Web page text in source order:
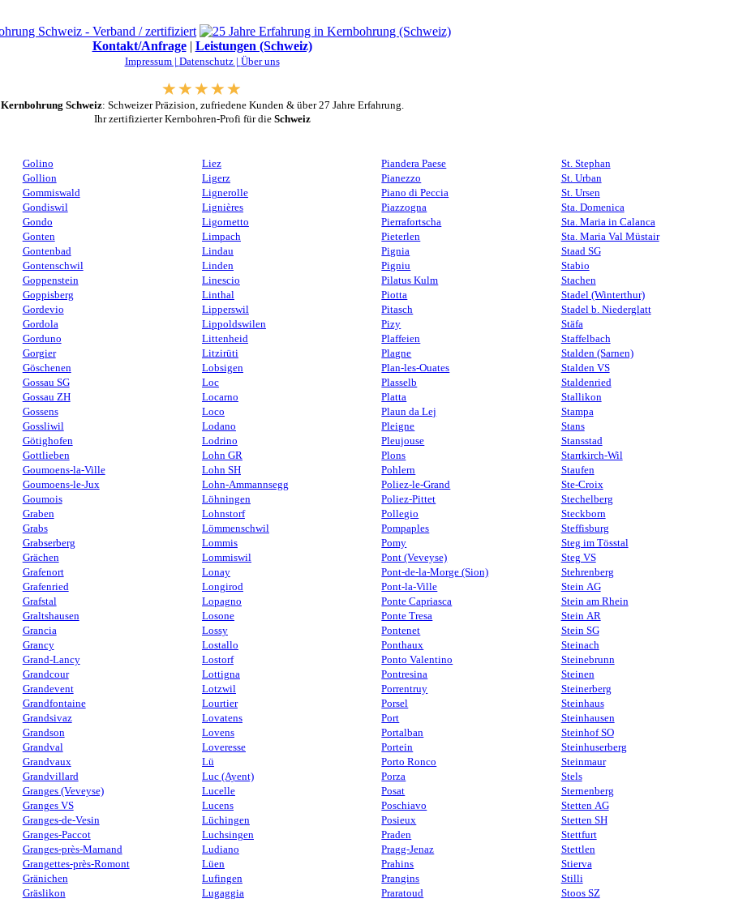
Kontakt/Anfrage| Leistungen (Schweiz)
Impressum | Datenschutz | Über uns
Kernbohrung Schweiz: Schweizer Präzision, zufriedene Kunden & über 27 Jahre Erfahrung.
Ihr zertifizierter Kernbohren-Profi für die Schweiz
Golino
Gollion
Gommiswald
Gondiswil
Gondo
Gonten
Gontenbad
Gontenschwil
Goppenstein
Goppisberg
Gordevio
Gordola
Gorduno
Gorgier
Göschenen
Gossau SG
Gossau ZH
Gossens
Gossliwil
Götighofen
Gottlieben
Goumoens-la-Ville
Goumoens-le-Jux
Goumois
Graben
Grabs
Grabserberg
Grächen
Grafenort
Grafenried
Grafstal
Graltshausen
Grancia
Grancy
Grand-Lancy
Grandcour
Grandevent
Grandfontaine
Grandsivaz
Grandson
Grandval
Grandvaux
Grandvillard
Granges (Veveyse)
Granges VS
Granges-de-Vesin
Granges-Paccot
Granges-près-Marnand
Grangettes-près-Romont
Gränichen
Gräslikon
Liez
Ligerz
Lignerolle
Lignières
Ligornetto
Limpach
Lindau
Linden
Linescio
Linthal
Lipperswil
Lippoldswilen
Littenheid
Litzirüti
Lobsigen
Loc
Locarno
Loco
Lodano
Lodrino
Lohn GR
Lohn SH
Lohn-Ammannsegg
Löhningen
Lohnstorf
Lömmenschwil
Lommis
Lommiswil
Lonay
Longirod
Lopagno
Losone
Lossy
Lostallo
Lostorf
Lottigna
Lotzwil
Lourtier
Lovatens
Lovens
Loveresse
Lü
Luc (Ayent)
Lucelle
Lucens
Lüchingen
Luchsingen
Ludiano
Lüen
Lufingen
Lugaggia
Piandera Paese
Pianezzo
Piano di Peccia
Piazzogna
Pierrafortscha
Pieterlen
Pignia
Pigniu
Pilatus Kulm
Piotta
Pitasch
Pizy
Plaffeien
Plagne
Plan-les-Ouates
Plasselb
Platta
Plaun da Lej
Pleigne
Pleujouse
Plons
Pohlern
Poliez-le-Grand
Poliez-Pittet
Pollegio
Pompaples
Pomy
Pont (Veveyse)
Pont-de-la-Morge (Sion)
Pont-la-Ville
Ponte Capriasca
Ponte Tresa
Pontenet
Ponthaux
Ponto Valentino
Pontresina
Porrentruy
Porsel
Port
Portalban
Portein
Porto Ronco
Porza
Posat
Poschiavo
Posieux
Praden
Pragg-Jenaz
Prahins
Prangins
Praratoud
St. Stephan
St. Urban
St. Ursen
Sta. Domenica
Sta. Maria in Calanca
Sta. Maria Val Müstair
Staad SG
Stabio
Stachen
Stadel (Winterthur)
Stadel b. Niederglatt
Stäfa
Staffelbach
Stalden (Sarnen)
Stalden VS
Staldenried
Stallikon
Stampa
Stans
Stansstad
Starrkirch-Wil
Staufen
Ste-Croix
Stechelberg
Steckborn
Steffisburg
Steg im Tösstal
Steg VS
Stehrenberg
Stein AG
Stein am Rhein
Stein AR
Stein SG
Steinach
Steinebrunn
Steinen
Steinerberg
Steinhaus
Steinhausen
Steinhof SO
Steinhuserberg
Steinmaur
Stels
Sternenberg
Stetten AG
Stetten SH
Stettfurt
Stettlen
Stierva
Stilli
Stoos SZ